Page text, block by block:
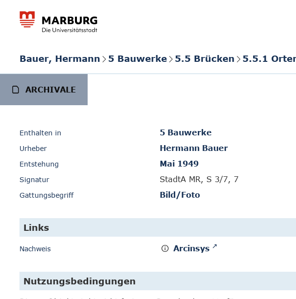
Bauer, Hermann 5 Bauwerke 5.5 Brücken 5.5.1
ARCHIVALE
Enthalten in 5 Bauwerke
Urheber Hermann Bauer
Entstehung Mai 1949
Signatur StadtA MR, S 3/7, 7
Gattungsbegriff Bild/Foto
Links
Nachweis Arcinsys
Nutzungsbedingungen